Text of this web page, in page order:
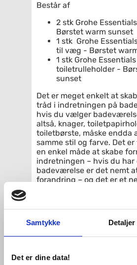
Samtykke Detaljer
Det er dine data!
Består af
2 stk Grohe
Børstet warm sunset
1 stk Grohe
til væg - Børstet
1 stk Grohe Essentials
toiletrulleholder -
sunset
Det er meget enkelt at
tråd i indretningen på
hvis du vælger
altså, knager,
toiletbørste, måske endda
samme stil og farve. Det er
en enkel måde at skabe
indretningen – hvis du
badeværelse er det nemt
forandring – og det er et
og det gælder sandelig
badeværelset. Grohe
man kender fra Grohe.